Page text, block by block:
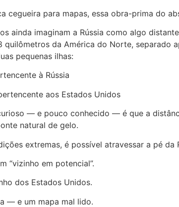
cegueira para mapas, essa obra-prima do
ainda imaginam a Rússia como algo
quilômetros da América do Norte, separado
pequenas ilhas:
à Rússia
aos Estados Unidos
— e pouco conhecido — é que a
natural de gelo.
extremas, é possível atravessar a pé da
“vizinho em potencial”.
dos Estados Unidos.
— e um mapa mal lido.